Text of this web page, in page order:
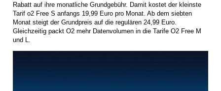
Rabatt auf ihre monatliche Grundgebühr. Damit kostet der kleinste
Tarif o2 Free S anfangs 19,99 Euro pro Monat. Ab dem siebten
Monat steigt der Grundpreis auf die regulären 24,99 Euro.
Gleichzeitig packt O2 mehr Datenvolumen in die Tarife O2 Free M
und L.